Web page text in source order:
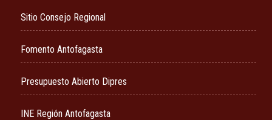
Sitio Consejo Regional
Fomento Antofagasta
Presupuesto Abierto Dipres
INE Región Antofagasta